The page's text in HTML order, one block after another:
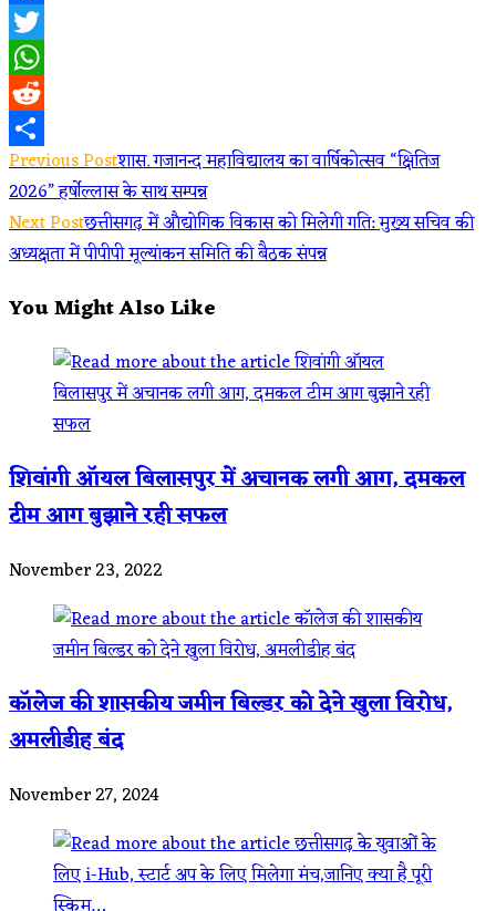
Facebook
Twitter
WhatsApp
Reddit
Share
Read
more
articles
Previous Postशास. गजानन्द महाविद्यालय का वार्षिकोत्सव “क्षितिज
2026” हर्षोल्लास के साथ सम्पन्न
Next Postछत्तीसगढ़ में औद्योगिक विकास को मिलेगी गति: मुख्य सचिव की
अध्यक्षता में पीपीपी मूल्यांकन समिति की बैठक संपन्न
You Might Also Like
शिवांगी ऑयल बिलासपुर में अचानक लगी आग, दमकल
टीम आग बुझाने रही सफल
November 23, 2022
कॉलेज की शासकीय जमीन बिल्डर को देने खुला विरोध,
अमलीडीह बंद
November 27, 2024